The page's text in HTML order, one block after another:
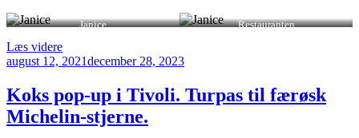
Janice Restauranten
Læs videre“Janice
på
vidunderlig
mad
Udgivet
august 12, 2021december 28, 2023
Koks pop-up i Tivoli. Turpas til færøsk
Michelin-stjerne.